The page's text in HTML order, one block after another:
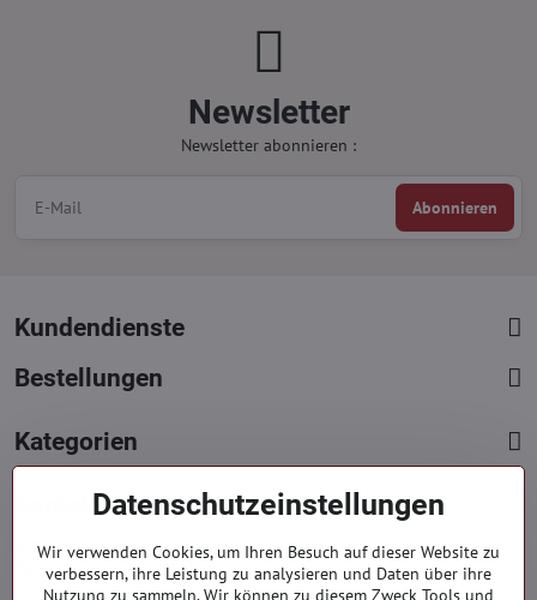
Newsletter
Newsletter abonnieren :
Abonnieren
Kundendienste
Bestellungen
Kategorien
Kontakte
+421 919 060 751
Mont. - Freit. : 9:00 - 15:00 hod.
Datenschutzeinstellungen
Wir verwenden Cookies, um Ihren Besuch auf dieser Website zu
verbessern, ihre Leistung zu analysieren und Daten über ihre
Nutzung zu sammeln. Wir können zu diesem Zweck Tools und